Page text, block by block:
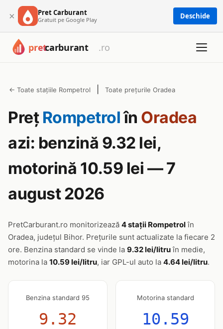
× Pret Carburant
Gratuit pe Google Play Deschide
← Toate stațiile Rompetrol Toate prețurile Oradea
Preț Rompetrolîn Oradea
azi: benzină 9.32 lei,
motorină 10.59 lei — 7
august 2026
PretCarburant.ro monitorizează 4 stații Rompetrolîn
Oradea, județul Bihor. Prețurile sunt actualizate la fiecare 2
ore. Benzina standard se vinde la 9.32 lei/litruîn medie,
motorina la 10.59 lei/litru, iar GPL-ul auto la 4.64 lei/litru.
Benzina standard 95
9.32
Motorina standard
10.59